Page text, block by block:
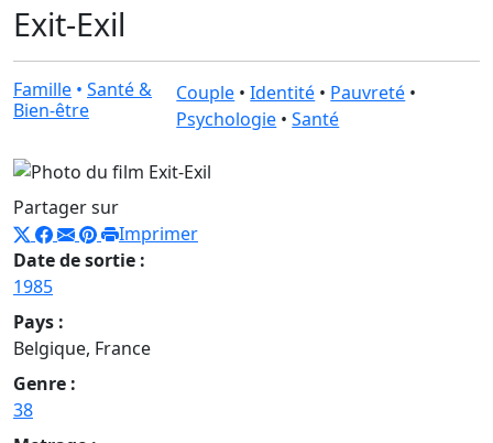
Exit-Exil
Famille • Santé &
Bien-être
Couple •Identité • Pauvreté •
Psychologie •Santé
Partager sur
Imprimer
Date de sortie :
1985
Pays :
Belgique, France
Genre :
38